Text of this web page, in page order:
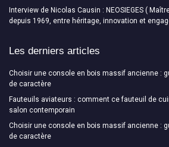
Interview de Nicolas Causin : NEOSIEGES (
depuis 1969, entre héritage, innovation et
Les derniers articles
Choisir une console en bois massif ancienne :
de caractère
Fauteuils aviateurs : comment ce fauteuil de
salon contemporain
Choisir une console en bois massif ancienne :
de caractère